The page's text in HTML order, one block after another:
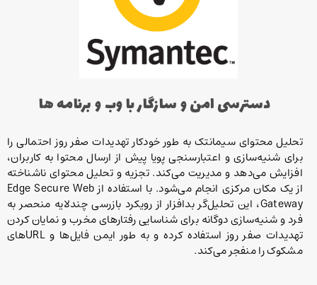
دسترسی امن و سازگار با وب و برنامه ها
تحلیل محتوای سیمانتک به طور خودکار تهدیدات صفر روز احتمالی را
برای شنیه‌سازی و اعتبارسنجی پویا پیش از ارسال محتوا به کاربران،
افزایش می‌دهد و مدیریت می‌کند. تجزیه و تحلیل محتوای ناشناخته
از یک مکان مرکزی انجام می‌شود. با استفاده از Edge Secure Web
Gateway، این تحلیل‌گر بدافزار از رویکرد بازرسی چندلایه منحصر به
فرد و شنیه‌سازی دوگانه برای شناسایی رفتارهای مخرب و نمایان کردن
تهدیدات صفر روز استفاده کرده و به طور ایمن فایل‌ها و URLهای
مشکوک را منفجر می‌کند.